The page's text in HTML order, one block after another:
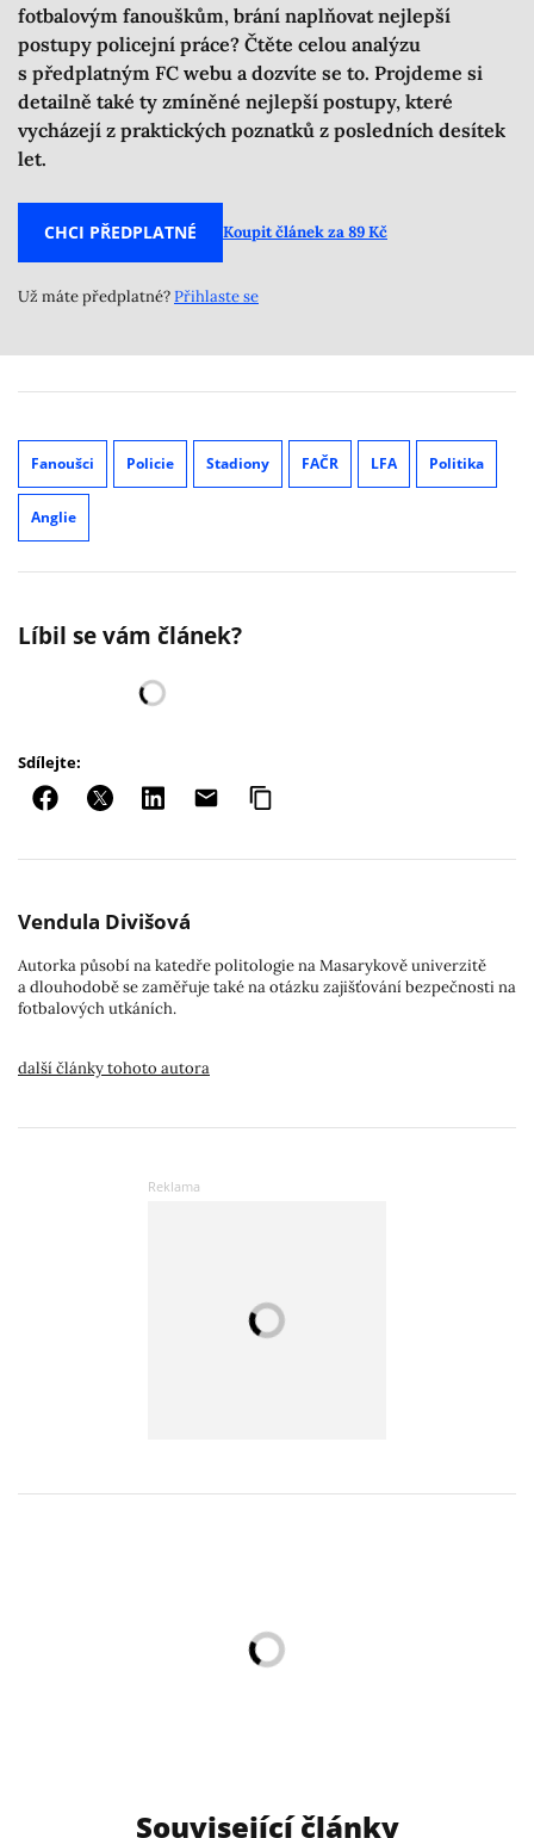
fotbalovým fanouškům, brání naplňovat nejlepší
postupy policejní práce? Čtěte celou analýzu
s předplatným FC webu a dozvíte se to. Projdeme si
detailně také ty zmíněné nejlepší postupy, které
vycházejí z praktických poznatků z posledních desítek
let.
CHCI PŘEDPLATNÉ Koupit článek za 89 Kč
Už máte předplatné?Přihlaste se
Fanoušci Policie Stadiony FAČR LFA Politika
Anglie
Líbil se vám článek?
Sdílejte:
Vendula Divišová
Autorka působí na katedře politologie na Masarykově univerzitě
a dlouhodobě se zaměřuje také na otázku zajišťování bezpečnosti na
fotbalových utkáních.
další články tohoto autora
Související články